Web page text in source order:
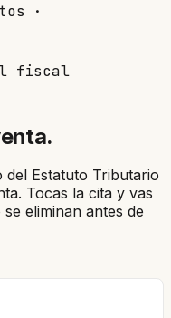
·
fiscal
del Estatuto Tributario
Tocas la cita y vas
eliminan antes de